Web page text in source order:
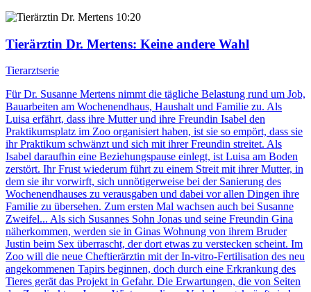
10:20
Tierärztin Dr. Mertens: Keine andere Wahl
Tierarztserie
Für Dr. Susanne Mertens nimmt die tägliche Belastung rund um Job,
Bauarbeiten am Wochenendhaus, Haushalt und Familie zu. Als
Luisa erfährt, dass ihre Mutter und ihre Freundin Isabel den
Praktikumsplatz im Zoo organisiert haben, ist sie so empört, dass sie
ihr Praktikum schwänzt und sich mit ihrer Freundin streitet. Als
Isabel daraufhin eine Beziehungspause einlegt, ist Luisa am Boden
zerstört. Ihr Frust wiederum führt zu einem Streit mit ihrer Mutter, in
dem sie ihr vorwirft, sich unnötigerweise bei der Sanierung des
Wochenendhauses zu verausgaben und dabei vor allen Dingen ihre
Familie zu übersehen. Zum ersten Mal wachsen auch bei Susanne
Zweifel... Als sich Susannes Sohn Jonas und seine Freundin Gina
näherkommen, werden sie in Ginas Wohnung von ihrem Bruder
Justin beim Sex überrascht, der dort etwas zu verstecken scheint. Im
Zoo will die neue Cheftierärztin mit der In-vitro-Fertilisation des neu
angekommenen Tapirs beginnen, doch durch eine Erkrankung des
Tieres gerät das Projekt in Gefahr. Die Erwartungen, die von Seiten